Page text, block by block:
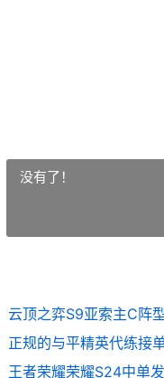
没有了！